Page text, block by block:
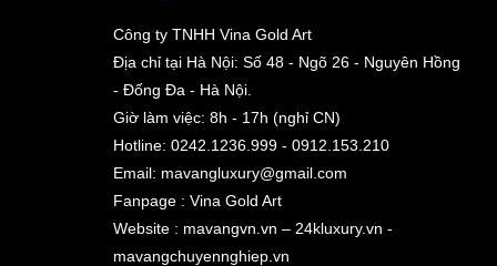
Công ty TNHH Vina Gold Art
Địa chỉ tại Hà Nội: Số 48 - Ngõ 26 - Nguyên Hồng
- Đống Đa - Hà Nội.
Giờ làm việc: 8h - 17h (nghỉ CN)
Hotline: 0242.1236.999 - 0912.153.210
Email: mavangluxury@gmail.com
Fanpage : Vina Gold Art
Website : mavangvn.vn – 24kluxury.vn -
mavangchuyennghiep.vn